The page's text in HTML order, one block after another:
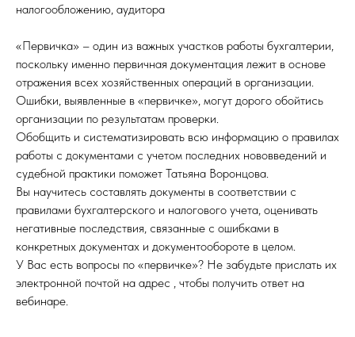
налогообложению, аудитора
«Первичка» – один из важных участков работы бухгалтерии,
поскольку именно первичная документация лежит в основе
отражения всех хозяйственных операций в организации.
Ошибки, выявленные в «первичке», могут дорого обойтись
организации по результатам проверки.
Обобщить и систематизировать всю информацию о правилах
работы с документами с учетом последних нововведений и
судебной практики поможет Татьяна Воронцова.
Вы научитесь составлять документы в соответствии с
правилами бухгалтерского и налогового учета, оценивать
негативные последствия, связанные с ошибками в
конкретных документах и документообороте в целом.
У Вас есть вопросы по «первичке»? Не забудьте прислать их
электронной почтой на адрес , чтобы получить ответ на
вебинаре.